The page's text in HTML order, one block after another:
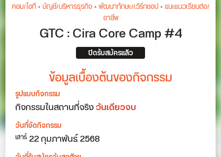
คอม/ไอที•บัญชี/บริหารธุรกิจ•พัฒนาทักษะ/เวิร์กชอป•แนะแนวเรียนต่อ/
อาชีพ
GTC : Cira Core Camp #4
ปิดรับสมัครแล้ว
ข้อมูลเบื้องต้นของกิจกรรม
รูปแบบกิจกรรม
กิจกรรมในสถานที่จริงวันเดียวจบ
วันที่จัดกิจกรรม
เสาร์22กุมภาพันธ์ 2568